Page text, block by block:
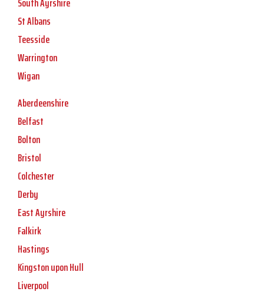
St Albans
Teesside
Warrington
Wigan
Aberdeenshire
Belfast
Bolton
Bristol
Colchester
Derby
East Ayrshire
Falkirk
Hastings
Kingston upon Hull
Liverpool